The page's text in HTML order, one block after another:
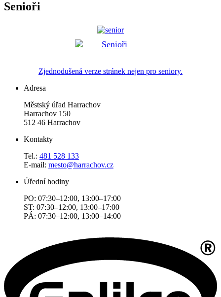
Senioři
Zjednodušená verze stránek nejen pro seniory.
Adresa
Městský úřad Harrachov
Harrachov 150
512 46 Harrachov
Kontakty
Tel.: 481 528 133
E-mail: mesto@harrachov.cz
Úřední hodiny
PO: 07:30–12:00, 13:00–17:00
ST: 07:30–12:00, 13:00–17:00
PÁ: 07:30–12:00, 13:00–14:00